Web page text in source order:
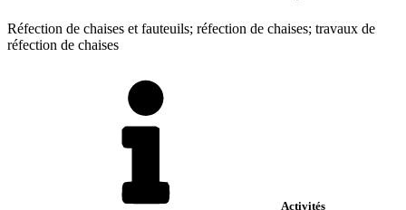
Réfection de chaises et fauteuils; réfection de chaises; travaux de
réfection de chaises
Activités